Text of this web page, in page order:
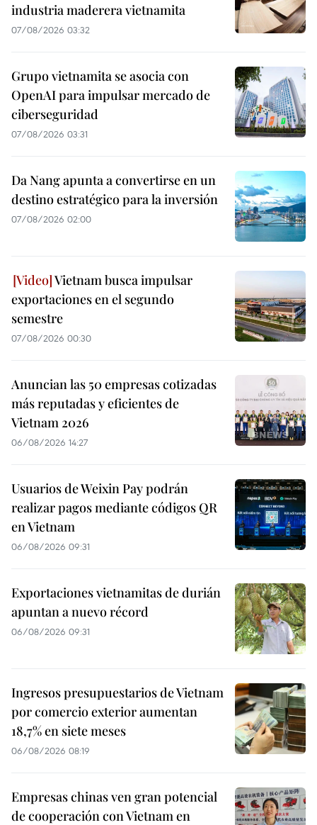
industria maderera vietnamita
07/08/2026 03:32
Grupo vietnamita se asocia con
OpenAI para impulsar mercado de
ciberseguridad
07/08/2026 03:31
Da Nang apunta a convertirse en un
destino estratégico para la inversión
07/08/2026 02:00
Vietnam busca impulsar
exportaciones en el segundo
semestre
07/08/2026 00:30
Anuncian las 50 empresas cotizadas
más reputadas y eficientes de
Vietnam 2026
06/08/2026 14:27
Usuarios de Weixin Pay podrán
realizar pagos mediante códigos QR
en Vietnam
06/08/2026 09:31
Exportaciones vietnamitas de durián
apuntan a nuevo récord
06/08/2026 09:31
Ingresos presupuestarios de Vietnam
por comercio exterior aumentan
18,7% en siete meses
06/08/2026 08:19
Empresas chinas ven gran potencial
de cooperación con Vietnam en